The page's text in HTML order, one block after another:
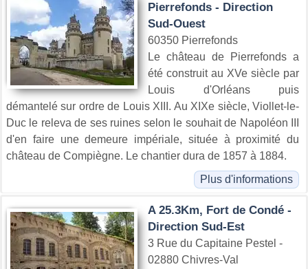
Pierrefonds - Direction
Sud-Ouest
60350 Pierrefonds
Le château de Pierrefonds a
été construit au XVe siècle par
Louis d'Orléans puis
démantelé sur ordre de Louis XIII. Au XIXe siècle, Viollet-le-
Duc le releva de ses ruines selon le souhait de Napoléon III
d'en faire une demeure impériale, située à proximité du
château de Compiègne. Le chantier dura de 1857 à 1884.
Plus d'informations
A 25.3Km, Fort de Condé -
Direction Sud-Est
3 Rue du Capitaine Pestel -
02880 Chivres-Val